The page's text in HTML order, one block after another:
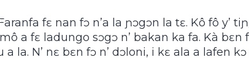
fɛ nan fɔ n’a la ɲɔgɔn la tɛ. Kô fô y’
a fɛ ladungo sɔgɔ n’ bakan ka fa. Kà
la. N’ nɛ bɛn fɔ n’ dɔloni, i kɛ ala a lafen